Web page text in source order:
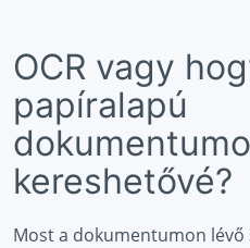
OCR vagy
papíralapú
kereshetővé?
Most a dokumentumon lévő